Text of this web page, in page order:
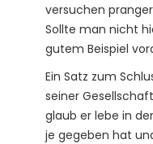
versuchen
Sollte man nicht
gutem Beispiel
Ein Satz zum
seiner
glaub er lebe in
je gegeben hat